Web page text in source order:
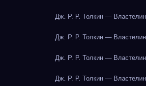
Дж. Р. Р. Толкин —
Дж. Р. Р. Толкин —
Дж. Р. Р. Толкин —
Дж. Р. Р. Толкин —